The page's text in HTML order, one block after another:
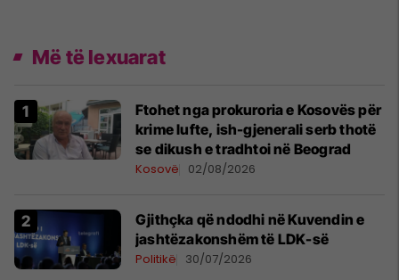
Më të lexuarat
Ftohet nga prokuroria e Kosovës për
krime lufte, ish-gjenerali serb thotë
se dikush e tradhtoi në Beograd
Kosovë 02/08/2026
Gjithçka që ndodhi në Kuvendin e
jashtëzakonshëm të LDK-së
Politikë 30/07/2026